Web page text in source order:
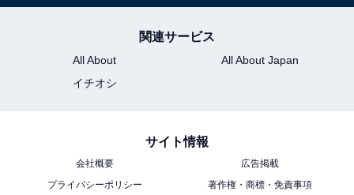
関連サービス
All About
All About Japan
イチオシ
サイト情報
会社概要
広告掲載
プライバシーポリシー
著作権・商標・免責事項